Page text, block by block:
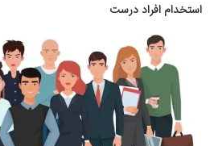
استخدام افراد درست